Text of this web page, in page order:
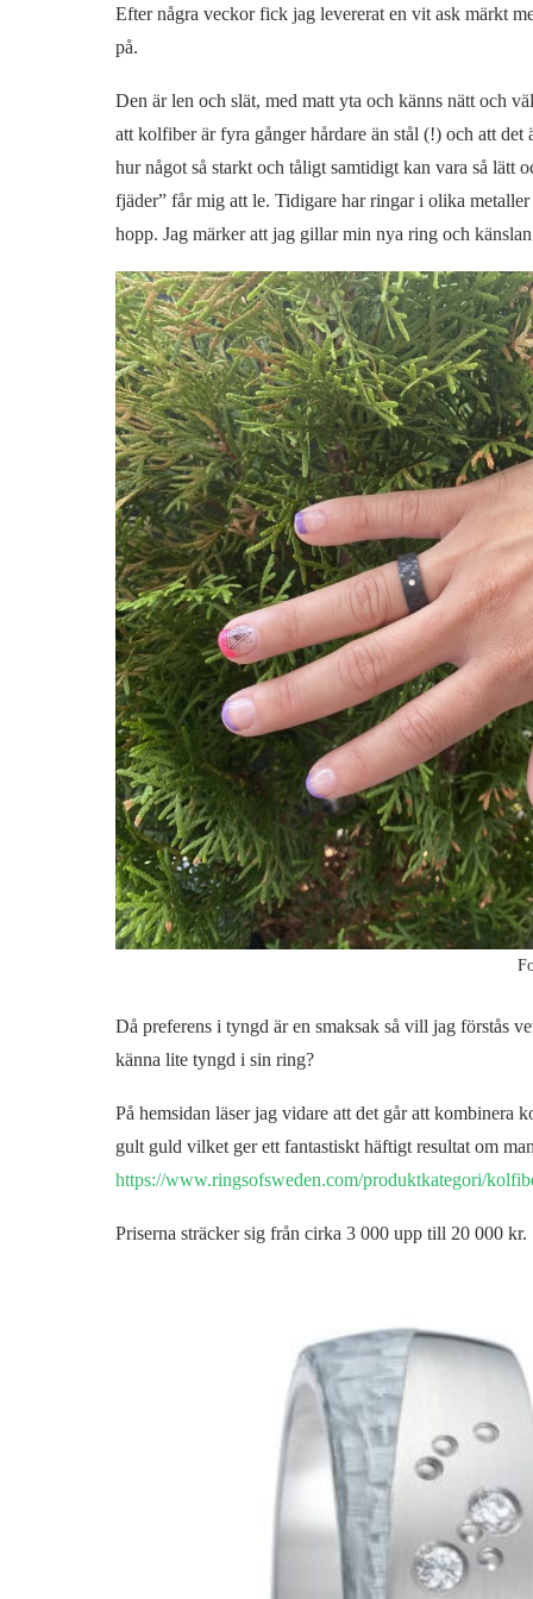
Efter några veckor fick jag levererat en vit ask märkt
på.
Den är len och slät, med matt yta och känns nätt och
att kolfiber är fyra gånger hårdare än stål (!) och att
hur något så starkt och tåligt samtidigt kan vara så lätt
fjäder” får mig att le. Tidigare har ringar i olika
hopp. Jag märker att jag gillar min nya ring och
Då preferens i tyngd är en smaksak så vill jag förstås
känna lite tyngd i sin ring?
På hemsidan läser jag vidare att det går att kombinera
gult guld vilket ger ett fantastiskt häftigt resultat om
https://www.ringsofsweden.com/produktkategori/
Priserna sträcker sig från cirka 3 000 upp till 20 000 kr.